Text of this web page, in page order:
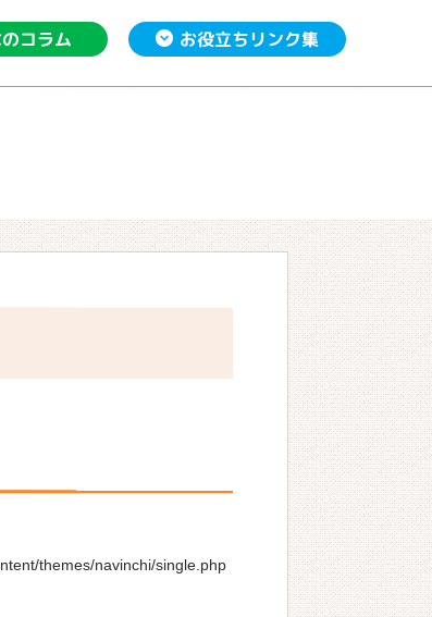
コラム お役立ちリンク集
themes/navinchi/single.php